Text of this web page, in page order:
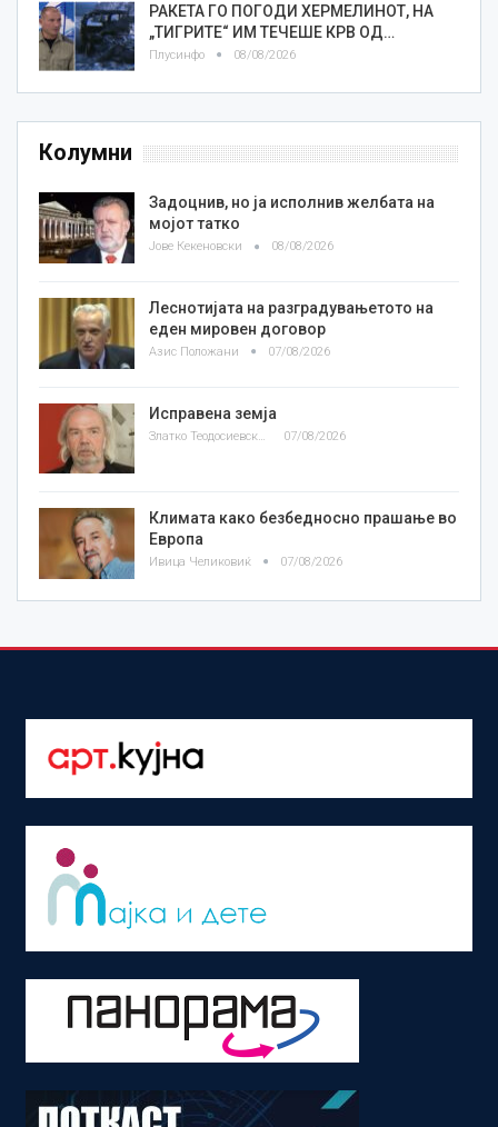
РАКЕТА ГО ПОГОДИ ХЕРМЕЛИНОТ, НА
„ТИГРИТЕ“ ИМ ТЕЧЕШЕ КРВ ОД…
Плусинфо 08/08/2026
Колумни
Задоцнив, но ја исполнив желбата на
мојот татко
Јове Кекеновски 08/08/2026
Леснотијата на разградувањетото на
еден мировен договор
Азис Положани 07/08/2026
Исправена земја
Златко Теодосиевски 07/08/2026
Климата како безбедносно прашање во
Европа
Ивица Челиковиќ 07/08/2026